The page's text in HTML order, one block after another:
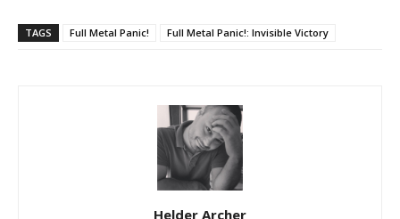
TAGS Full Metal Panic! Full Metal Panic!: Invisible Victory
Helder Archer